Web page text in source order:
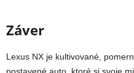
Záver
Lexus NX je kultivované,
postavené auto, ktoré si svoje